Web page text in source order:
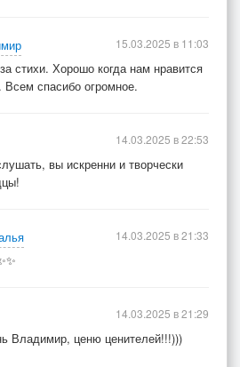
стихи. Хорошо когда нам нравится
спасибо огромное.
15.03.2025 в 11:03
вы искренни и творчески
14.03.2025 в 22:53
14.03.2025 в 21:33
Владимир, ценю ценителей!!!)))
14.03.2025 в 21:29